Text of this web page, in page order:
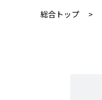
総合トップ